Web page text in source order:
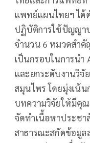
แพทย์แผนไทยฯ ได้
ปฏิบัติการใช้ปัญญา
จำนวน 6 หมวดสำคั
เป็นกรอบในการน
และยกระดับงานวิ
สมุนไพร โดยมุ่งเน้
บทความวิจัยให้มีคุ
จัดทำเนื้อหาประชา
สาธารณะสกัดข้อมูล